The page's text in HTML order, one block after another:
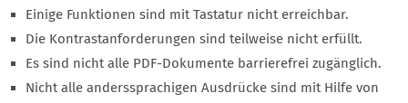
Einige Funktionen sind mit Tastatur nicht erreichbar.
Die Kontrastanforderungen sind teilweise nicht erfüllt.
Es sind nicht alle PDF-Dokumente barrierefrei zugänglich.
Nicht alle anderssprachigen Ausdrücke sind mit Hilfe von